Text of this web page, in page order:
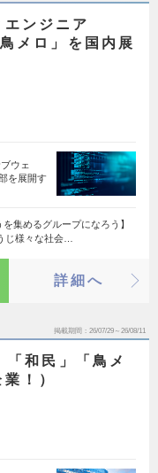
ンジニア
メロ」を国内展
ウェ
を展開す
集めるグループになろう】
じ様々な社会…
詳細へ
掲載期間 26/07/29～26/08/11
和民」「鳥メ
！）